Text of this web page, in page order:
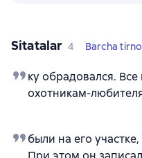
Sitatalar 4 Barcha
ку обрадовался.
охотникам-
были на его